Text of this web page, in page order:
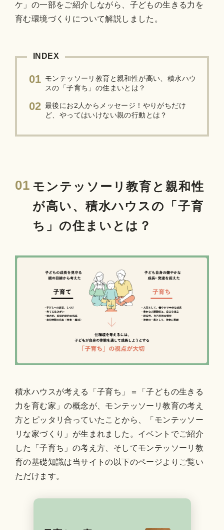
ケ」の一部をご紹介しながら、子どもの生きる力を
育む環境づくりについて解説しました。
INDEX
01 モンテッソーリ教育と親和性が高い、積水ハウ
スの「子育ち」の住まいとは？
02 最後にお2人からメッセージ！やりがちだけ
ど、やってはいけない親の行動とは？
01 モンテッソーリ教育と親和性
が高い、積水ハウスの「子育
ち」の住まいとは？
積水ハウスが考える「子育ち」＝「子どもの生きる
力を育む家」の概念が、モンテッソーリ教育の考え
方とピッタリ合っていたことから、「モンテッソー
リな家づくり」が生まれました。イベントでご紹介
した「子育ち」の考え方、そしてモンテッソーリ教
育の基礎知識は当サイトの以下のページよりご覧い
ただけます。